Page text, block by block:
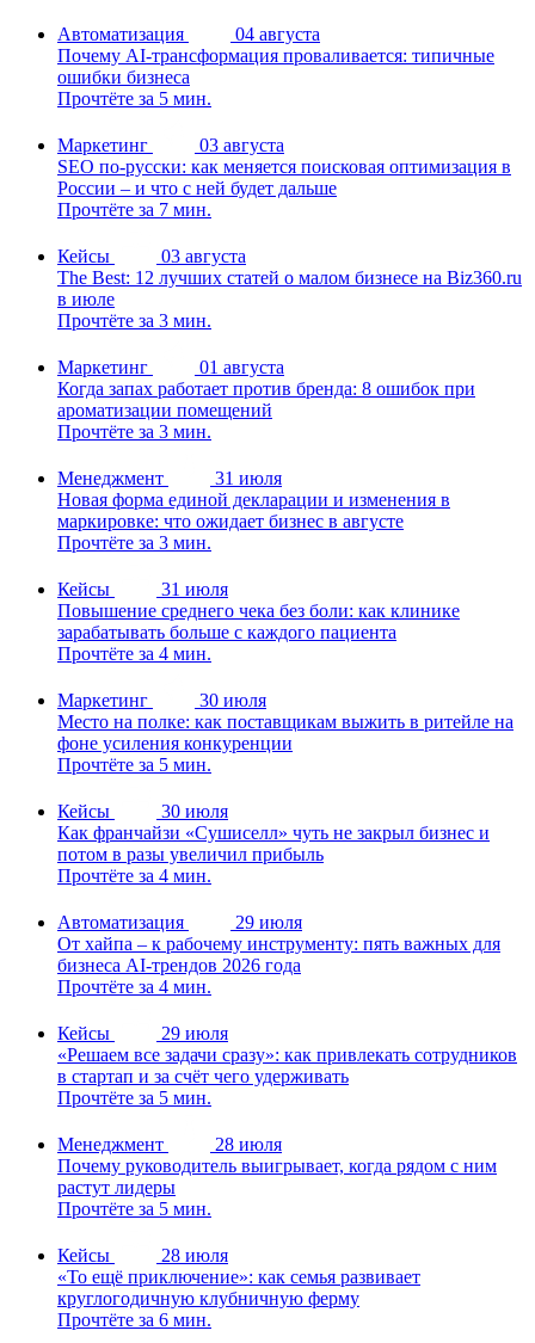
Автоматизация
04 августа
Почему AI-трансформация проваливается: типичные
ошибки бизнеса
Прочтёте за 5 мин.
Маркетинг
03 августа
SEO по-русски: как меняется поисковая оптимизация в
России – и что с ней будет дальше
Прочтёте за 7 мин.
Кейсы
03 августа
The Best: 12 лучших статей о малом бизнесе на Biz360.ru
в июле
Прочтёте за 3 мин.
Маркетинг
01 августа
Когда запах работает против бренда: 8 ошибок при
ароматизации помещений
Прочтёте за 3 мин.
Менеджмент
31 июля
Новая форма единой декларации и изменения в
маркировке: что ожидает бизнес в августе
Прочтёте за 3 мин.
Кейсы
31 июля
Повышение среднего чека без боли: как клинике
зарабатывать больше с каждого пациента
Прочтёте за 4 мин.
Маркетинг
30 июля
Место на полке: как поставщикам выжить в ритейле на
фоне усиления конкуренции
Прочтёте за 5 мин.
Кейсы
30 июля
Как франчайзи «Сушиселл» чуть не закрыл бизнес и
потом в разы увеличил прибыль
Прочтёте за 4 мин.
Автоматизация
29 июля
От хайпа – к рабочему инструменту: пять важных для
бизнеса AI-трендов 2026 года
Прочтёте за 4 мин.
Кейсы
29 июля
«Решаем все задачи сразу»: как привлекать сотрудников
в стартап и за счёт чего удерживать
Прочтёте за 5 мин.
Менеджмент
28 июля
Почему руководитель выигрывает, когда рядом с ним
растут лидеры
Прочтёте за 5 мин.
Кейсы
28 июля
«То ещё приключение»: как семья развивает
круглогодичную клубничную ферму
Прочтёте за 6 мин.